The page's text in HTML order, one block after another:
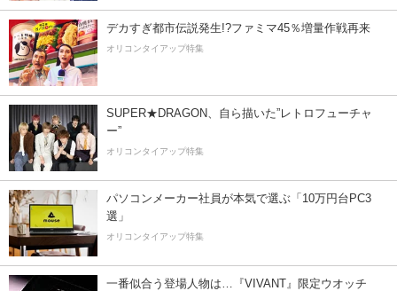
デカすぎ都市伝説発生!?ファミマ45％増量作戦再来
オリコンタイアップ特集
SUPER★DRAGON、自ら描いた”レトロフューチャ
ー”
オリコンタイアップ特集
パソコンメーカー社員が本気で選ぶ「10万円台PC3
選」
オリコンタイアップ特集
一番似合う登場人物は…『VIVANT』限定ウオッチ